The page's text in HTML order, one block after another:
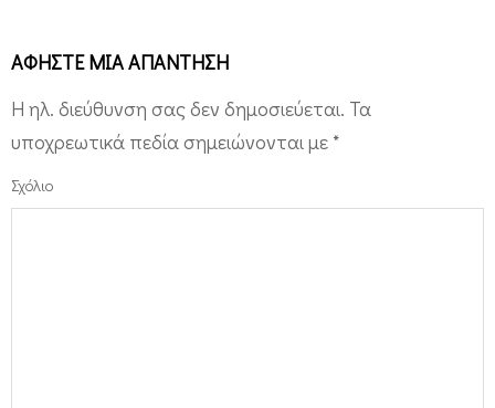
ΑΦΉΣΤΕ ΜΙΑ ΑΠΆΝΤΗΣΗ
Η ηλ. διεύθυνση σας δεν δημοσιεύεται. Τα
υποχρεωτικά πεδία σημειώνονται με *
Σχόλιο